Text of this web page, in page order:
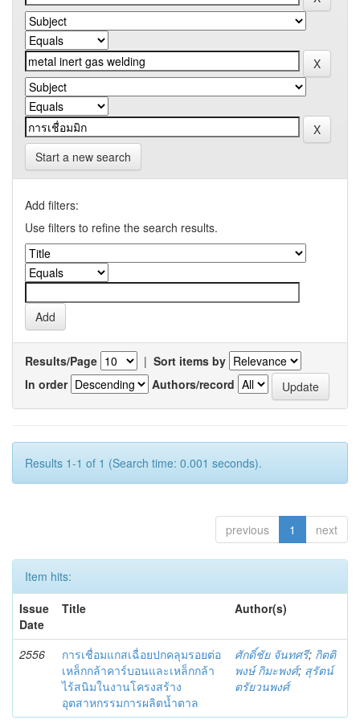
Start a new search
Add filters:
Use filters to refine the search results.
Results/Page | Sort items by
In order
Authors/record
Results 1-1 of 1 (Search time: 0.001 seconds).
previous 1 next
Item hits:
Issue
Date
Title Author(s)
2556
การเชื่อมแกสเฉื่อยปกคลุมรอยต่อ
เหล็กกล้าคาร์บอนและเหล็กกล้า
ไร้สนิมในงานโครงสร้าง
อุตสาหกรรมการผลิตน้ำตาล
ศักดิ์ชัย จันทศรี; กิตติ
พงษ์ กิมะพงศ์; สุรัตน์
ตรัยวนพงศ์